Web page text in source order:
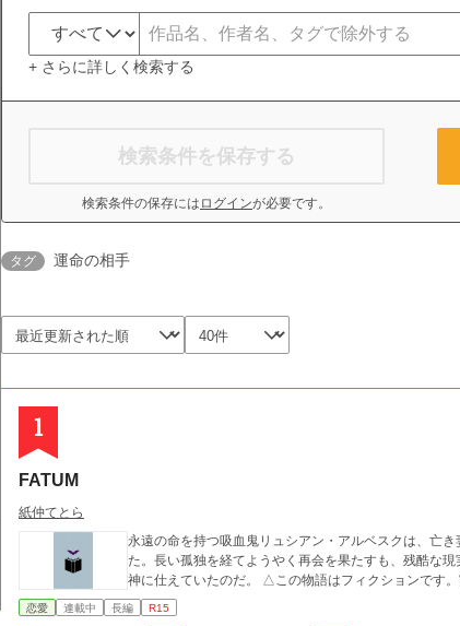
+ さらに詳しく検索する
検索条件を保存する
検索条件の保存には ログインが必要です。
タグ 運命の相手
1
FATUM
紙仲てとら
永遠の命を持つ吸血鬼リュシアン・アルベスクは、亡
た。長い孤独を経てようやく再会を果たすも、残酷な
神に仕えていたのだ。 △この物語はフィ
恋愛 連載中 長編 R15